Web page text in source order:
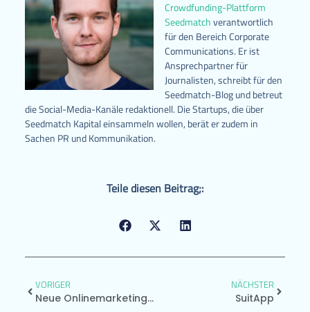
Crowdfunding-Plattform
Seedmatchverantwortlich
für den Bereich Corporate
Communications. Er ist
Ansprechpartner für
Journalisten, schreibt für den
Seedmatch-Blog und betreut
die Social-Media-Kanäle redaktionell. Die Startups, die über
Seedmatch Kapital einsammeln wollen, berät er zudem in
Sachen PR und Kommunikation.
Teile diesen Beitrag;:
VORIGER
Neue Onlinemarketingchancen Für Start-Ups
NÄCHSTER
SuitApp